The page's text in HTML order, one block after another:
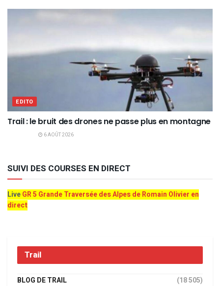
EDITO
Trail : le bruit des drones ne passe plus en montagne
6 AOÛT 2026
SUIVI DES COURSES EN DIRECT
LiveGR 5 Grande Traversée des Alpes de Romain Olivier en
direct
Trail
BLOG DE TRAIL (18 505)